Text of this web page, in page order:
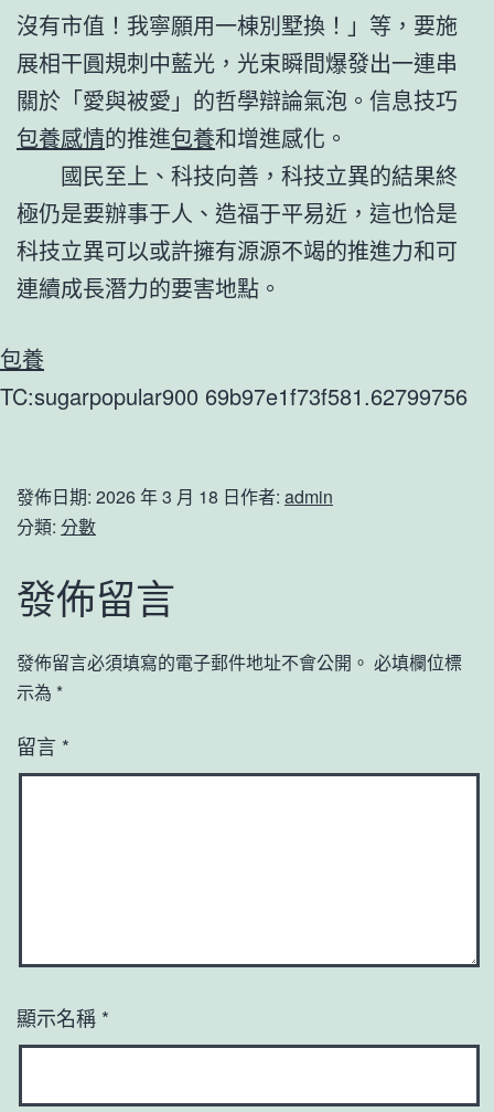
沒有市值！我寧願用一棟別墅換！」等，要施
展相干圓規刺中藍光，光束瞬間爆發出一連串
關於「愛與被愛」的哲學辯論氣泡。信息技巧
包養感情的推進包養和增進感化。
國民至上、科技向善，科技立異的結果終
極仍是要辦事于人、造福于平易近，這也恰是
科技立異可以或許擁有源源不竭的推進力和可
連續成長潛力的要害地點。
包養
TC:sugarpopular900 69b97e1f73f581.62799756
發佈日期: 2026 年 3 月 18 日作者: admin
分類: 分數
發佈留言
發佈留言必須填寫的電子郵件地址不會公開。 必填欄位標
示為 *
留言 *
顯示名稱 *